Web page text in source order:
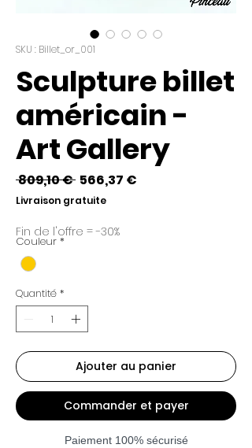
SKU : Billet_or_001
Sculpture billet
américain -
Art Gallery
809,10 € Prix
original
566,37 €
Livraison gratuite
Fin de l'offre = -30%
Couleur *
Quantité *
Ajouter au panier
Commander et payer
Paiement 100% sécurisé